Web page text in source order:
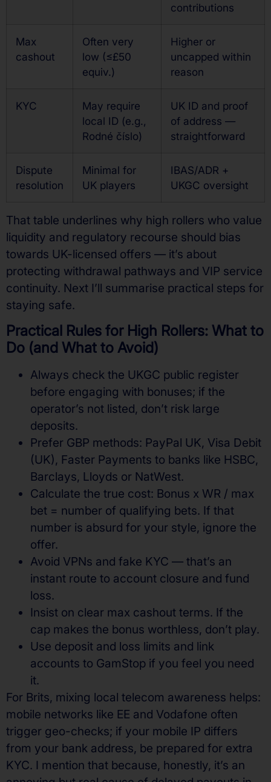
contributions
Max
cashout
Often very
low (≤£50
equiv.)
Higher or
uncapped within
reason
KYC
May require
local ID (e.g.,
Rodné číslo)
UK ID and proof
of address —
straightforward
Dispute
resolution
Minimal for
UK players
IBAS/ADR +
UKGC oversight
That table underlines why high rollers who value
liquidity and regulatory recourse should bias
towards UK-licensed offers — it’s about
protecting withdrawal pathways and VIP service
continuity. Next I’ll summarise practical steps for
staying safe.
Practical Rules for High Rollers: What to
Do (and What to Avoid)
Always check the UKGC public register
before engaging with bonuses; if the
operator’s not listed, don’t risk large
deposits.
Prefer GBP methods: PayPal UK, Visa Debit
(UK), Faster Payments to banks like HSBC,
Barclays, Lloyds or NatWest.
Calculate the true cost: Bonus x WR / max
bet = number of qualifying bets. If that
number is absurd for your style, ignore the
offer.
Avoid VPNs and fake KYC — that’s an
instant route to account closure and fund
loss.
Insist on clear max cashout terms. If the
cap makes the bonus worthless, don’t play.
Use deposit and loss limits and link
accounts to GamStop if you feel you need
it.
For Brits, mixing local telecom awareness helps:
mobile networks like EE and Vodafone often
trigger geo-checks; if your mobile IP differs
from your bank address, be prepared for extra
KYC. I mention that because, honestly, it’s an